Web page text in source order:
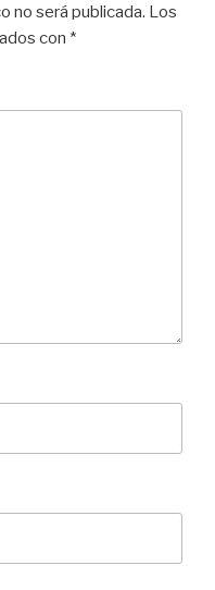
no será publicada. Los
con *